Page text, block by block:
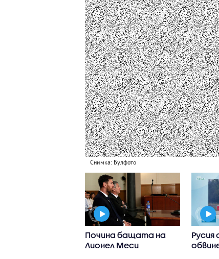
Снимка: Булфото
Почина бащата на
Лионел Меси
Русия